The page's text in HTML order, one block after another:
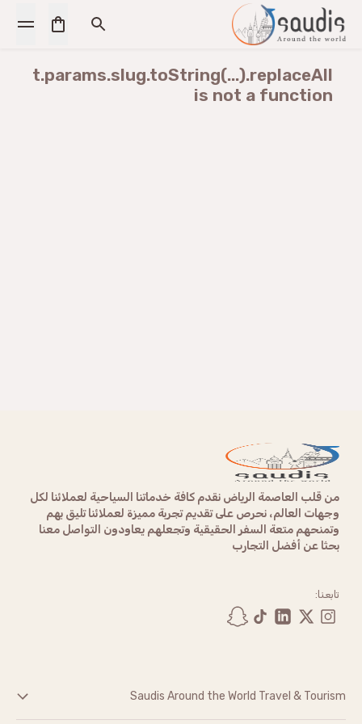
t.params.slug.toString(...).replaceAll
is not a function
من قلب العاصمة الرياض نقدم كافة خدماتنا السياحية لعملائنا لكل
وجهات العالم، نحرص على تقديم تجربة مميزة لعملائنا تليق بهم
وتمنحهم متعة السفر الحقيقية وتجعلهم يعاودون التواصل معنا
بحثا عن أفضل التجارب
تابعنا:
Saudis Around the World Travel & Tourism